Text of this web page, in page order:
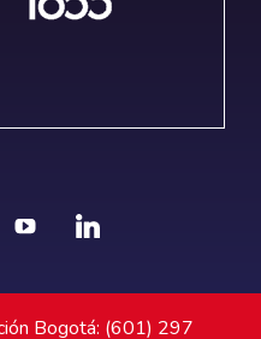
Bogotá: (601) 297